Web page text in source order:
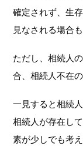
確定されず、生
見なされる場合
ただし、相続人
合、相続人不在
一見すると相続
相続人が存在し
素が少しでも考